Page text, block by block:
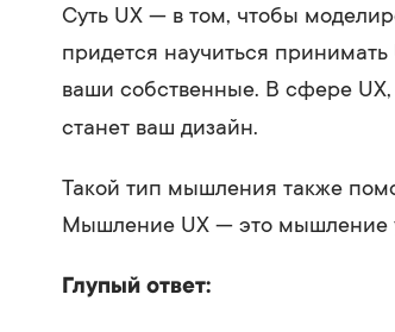
Суть UX — в том, чтобы
придется научиться
ваши собственные. В сфере
станет ваш дизайн.
Такой тип мышления также
Мышление UX — это мышление
Глупый ответ: